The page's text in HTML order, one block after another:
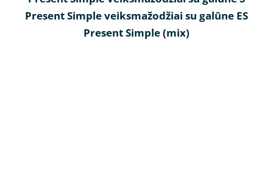
Present Simple veiksmažodžiai su galūne ES
Present Simple (mix)